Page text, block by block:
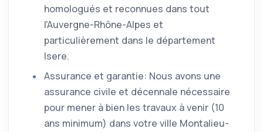
homologués et reconnues dans tout
l'Auvergne-Rhône-Alpes et
particulièrement dans le département
Isere.
Assurance et garantie: Nous avons une
assurance civile et décennale nécessaire
pour mener à bien les travaux à venir (10
ans minimum) dans votre ville Montalieu-